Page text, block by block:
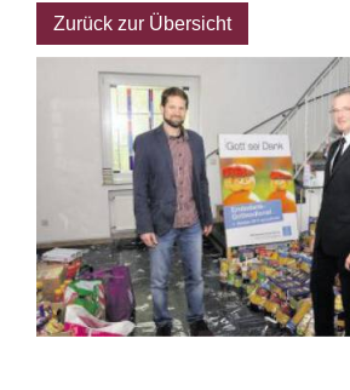
Zurück zur Übersicht